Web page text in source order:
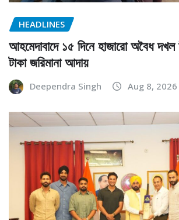
HEADLINES
আহমেদাবাদে ১৫ দিনে হাজারো অবৈধ
টাকা জরিমানা আদায়
Deependra Singh Aug 8, 2026